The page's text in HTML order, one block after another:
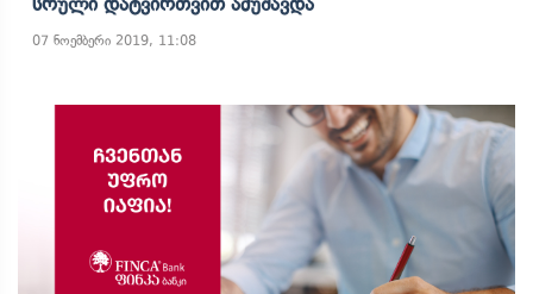
07 ნოემბერი 2019, 11:08